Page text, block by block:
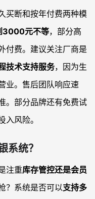
买断和按年付费两种模
3000元不等，部分高
付费。建议关注厂商是
技术支持服务，因为生
业。售后团队响应速
。部分品牌还有免费试
风险。
系统？
注重库存管控还是会员
？系统是否可以支持多